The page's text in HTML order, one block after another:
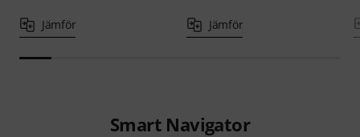
Jämför Jämför
Smart Navigator